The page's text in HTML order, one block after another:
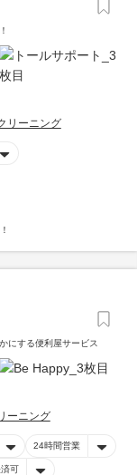
リーニング
にする便利屋サービス
ーニング
24時間営業
可